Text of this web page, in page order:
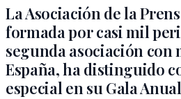
La Asociación de la
formada por casi mil
segunda asociación con
España, ha distinguido
especial en su Gala